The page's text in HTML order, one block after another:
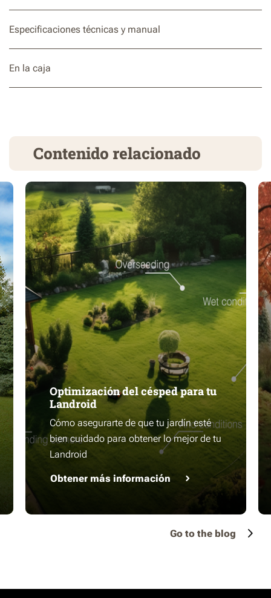
Especificaciones técnicas y manual
En la caja
Contenido relacionado
Optimización del césped para tu
Landroid
Cómo asegurarte de que tu jardín esté
bien cuidado para obtener lo mejor de tu
Landroid
Obtener más información
Go to the blog